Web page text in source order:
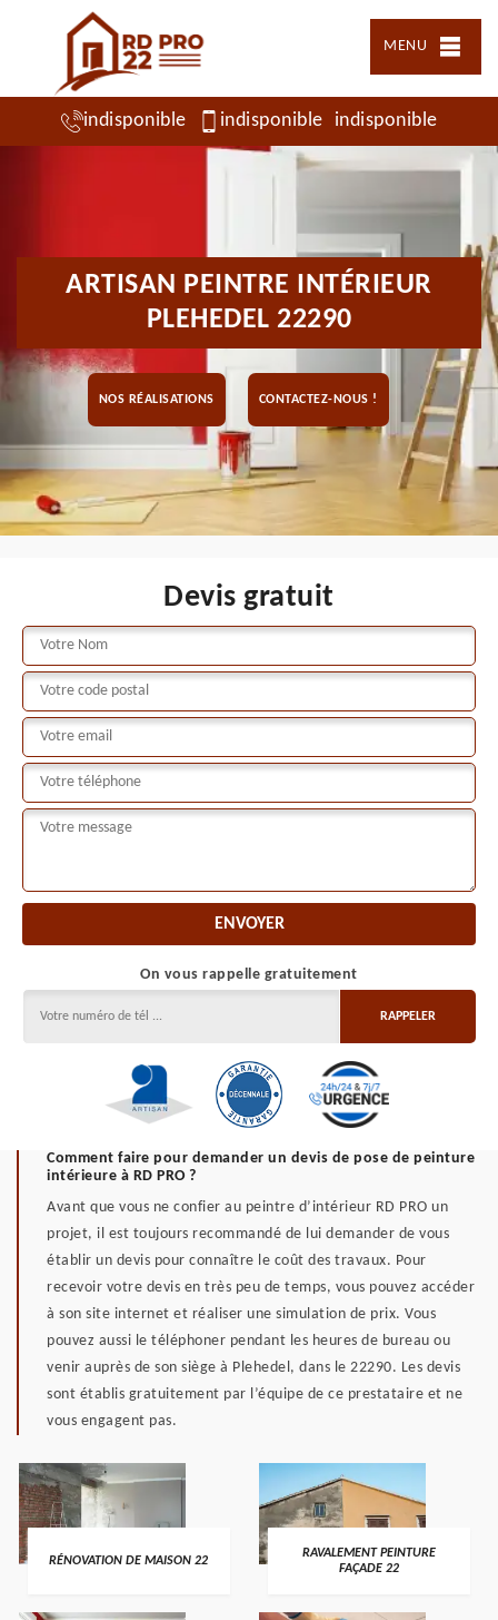
MENU
indisponible indisponible indisponible
ARTISAN PEINTRE INTÉRIEUR
PLEHEDEL 22290
NOS RÉALISATIONS CONTACTEZ-NOUS !
Devis gratuit
On vous rappelle gratuitement
Comment faire pour demander un devis de pose de peinture
intérieure à RD PRO ?
Avant que vous ne confier au peintre d’intérieur RD PRO un
projet, il est toujours recommandé de lui demander de vous
établir un devis pour connaître le coût des travaux. Pour
recevoir votre devis en très peu de temps, vous pouvez accéder
à son site internet et réaliser une simulation de prix. Vous
pouvez aussi le téléphoner pendant les heures de bureau ou
venir auprès de son siège à Plehedel, dans le 22290. Les devis
sont établis gratuitement par l’équipe de ce prestataire et ne
vous engagent pas.
RÉNOVATION DE MAISON 22
RAVALEMENT PEINTURE
FAÇADE 22